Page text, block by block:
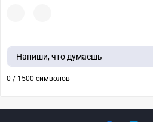
Напиши, что думаешь
0 / 1500 символов